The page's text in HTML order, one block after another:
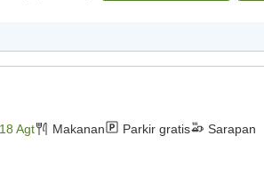
18 Agt Makanan Parkir gratis Sarapan